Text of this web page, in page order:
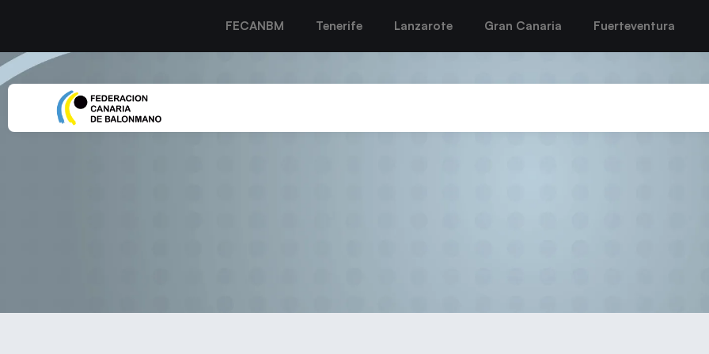
FECANBM Tenerife Lanzarote Gran Canaria Fuerteventura
Asamblea General de la Federación